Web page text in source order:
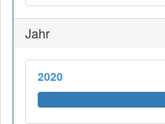
Jahr
2020